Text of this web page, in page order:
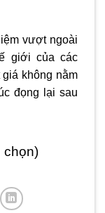
vượt ngoài
giới của các
không nằm
đọng lại sau
chọn)